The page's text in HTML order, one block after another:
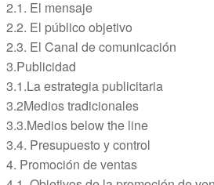
2.1. El mensaje
2.2. El público objetivo
2.3. El Canal de comunicación
3.Publicidad
3.1.La estrategia publicitaria
3.2Medios tradicionales
3.3.Medios below the line
3.4. Presupuesto y control
4. Promoción de ventas